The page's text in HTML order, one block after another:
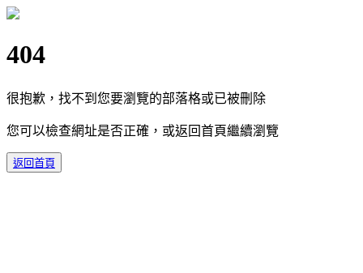
404
很抱歉，找不到您要瀏覽的部落格或已被刪除
您可以檢查網址是否正確，或返回首頁繼續瀏覽
返回首頁